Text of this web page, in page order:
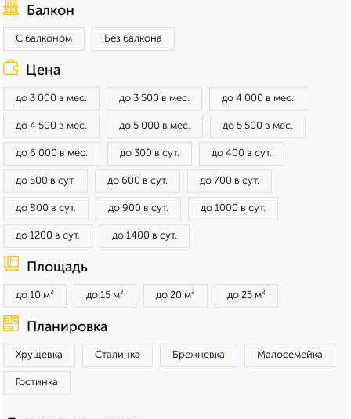
Балкон
С балконом Без балкона
Цена
до 3 000 в мес. до 3 500 в мес. до 4 000 в мес.
до 4 500 в мес. до 5 000 в мес. до 5 500 в мес.
до 6 000 в мес. до 300 в сут. до 400 в сут.
до 500 в сут. до 600 в сут. до 700 в сут.
до 800 в сут. до 900 в сут. до 1000 в сут.
до 1200 в сут. до 1400 в сут.
Площадь
до 10 м² до 15 м² до 20 м² до 25 м²
Планировка
Хрущевка Сталинка Брежневка Малосемейка
Гостинка